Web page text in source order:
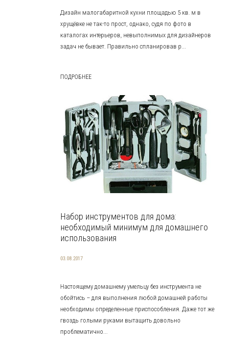
Дизайн малогабаритной кухни площадью 5 кв. м в
хрущёвке не так-то прост, однако, судя по фото в
каталогах интерьеров, невыполнимых для дизайнеров
задач не бывает. Правильно спланировав р...
ПОДРОБНЕЕ
Набор инструментов для дома:
необходимый минимум для домашнего
использования
03.08.2017
Настоящему домашнему умельцу без инструмента не
обойтись – для выполнения любой домашней работы
необходимы определенные приспособления. Даже тот же
гвоздь голыми руками вытащить довольно
проблематично...